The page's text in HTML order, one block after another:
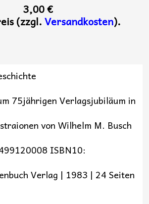
3,00 €
(zzgl.Versandkosten).
75jährigen Verlagsjubiläum in
von Wilhelm M. Busch
ISBN10:
Verlag | 1983 | 24 Seiten